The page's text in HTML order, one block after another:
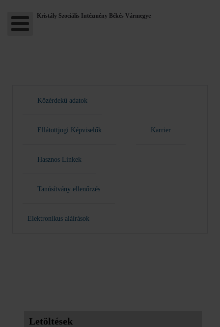
Kristály Szociális Intézmény Békés Vármegye
Közérdekű adatok
Ellátottjogi Képviselők Karrier
Hasznos Linkek
Tanúsítvány ellenőrzés
Elektronikus aláírások
Letöltések